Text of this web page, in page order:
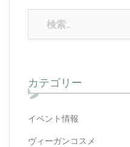
カテゴリー
イベント情報
ヴィーガンコスメ